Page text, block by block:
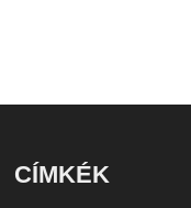
CÍMKÉK